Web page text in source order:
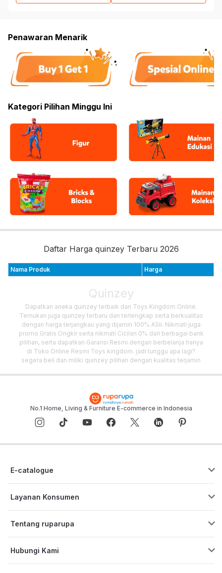
Penawaran Menarik
Kategori Pilihan Minggu Ini
Daftar Harga quinzey Terbaru 2026
Nama Produk Harga
Quinzey
Dapatkan aneka quinzey terbaik dari Toys Kingdom Online.
Temukan juga quinzey terbaru dan terlengkap serta berkualitas
dengan harga terjangkau yang dijamin 100% ASli. Nikmati juga
promo Gratis Ongkir serta nikmati Cicilan 0% dari berbagai bank
pilihan, serta dapatkan Garansi Resmi dengan berbelanja hanya
di Toko Online Resmi Toys kingdom. jadi tunggu apa lagi?
segera beli dan miliki quinzey pilihan dengan kualitas terjamin
No.1 Home, Living & Furniture E-commerce in Indonesia
E-catalogue
Layanan Konsumen
ruparupa bisnis
Custom Furniture
Tentang ruparupa
Hubungi Kami